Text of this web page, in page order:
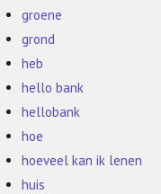
groene
grond
heb
hello bank
hellobank
hoe
hoeveel kan ik lenen
huis